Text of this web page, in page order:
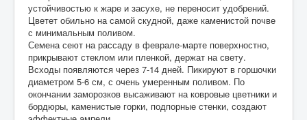
устойчивостью к жаре и засухе, не переносит удобрений.
Цветет обильно на самой скудной, даже каменистой почве
с минимальным поливом.
Семена сеют на рассаду в феврале-марте поверхностно,
прикрывают стеклом или пленкой, держат на свету.
Всходы появляются через 7-14 дней. Пикируют в горшочки
диаметром 5-6 см, с очень умеренным поливом. По
окончании заморозков высаживают на ковровые цветники и
бордюры, каменистые горки, подпорные стенки, создают